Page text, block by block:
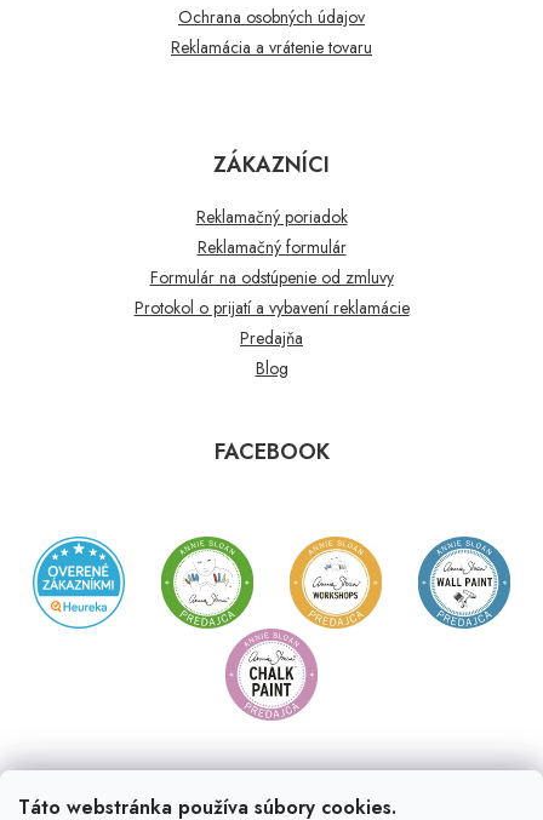
Táto webstránka používa súbory cookies.
Ochrana osobných údajov
Reklamácia a vrátenie tovaru
ZÁKAZNÍCI
Reklamačný poriadok
Reklamačný formulár
Formulár na odstúpenie od zmluvy
Protokol o prijatí a vybavení reklamácie
Predajňa
Blog
FACEBOOK